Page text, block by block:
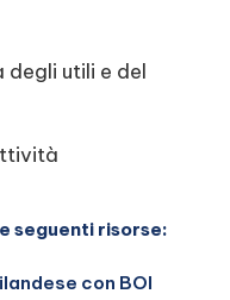
utili e del
seguenti risorse:
con BOI